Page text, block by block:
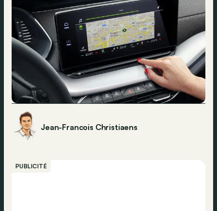
Jean-Francois Christiaens
PUBLICITÉ